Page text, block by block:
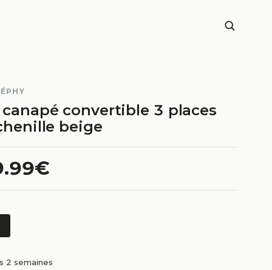
canapé convertible 3 places
beige
2 semaines